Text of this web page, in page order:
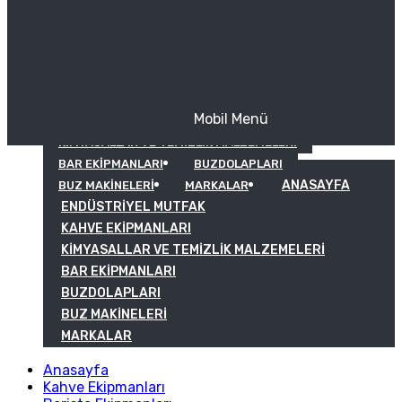
KIMYASALLAR VE TEMIZLIK MALZEMELERI
BAR EKIPMANLARI
BUZDOLAPLARI
BUZ MAKINELERI
MARKALAR
Mobil Menü
ANASAYFA
ENDÜSTRIYEL MUTFAK
KAHVE EKIPMANLARI
KIMYASALLAR VE TEMIZLIK MALZEMELERI
BAR EKIPMANLARI
BUZDOLAPLARI
BUZ MAKINELERI
MARKALAR
Anasayfa
Kahve Ekipmanları